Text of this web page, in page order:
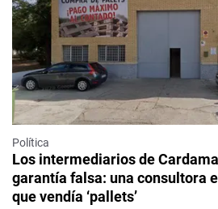
Política
Los intermediarios de
garantía falsa: una consultora
que vendía ‘pallets’